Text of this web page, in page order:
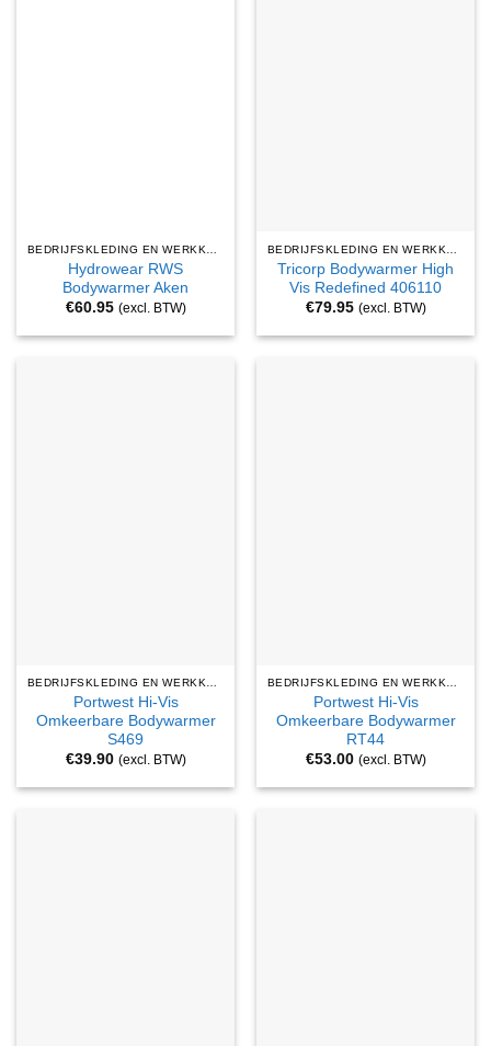
Hydrowear RWS
Bodywarmer Aken
€60.95 (excl. BTW)
Tricorp Bodywarmer High
Vis Redefined 406110
€79.95 (excl. BTW)
Portwest Hi-Vis
Omkeerbare Bodywarmer
S469
€39.90 (excl. BTW)
Portwest Hi-Vis
Omkeerbare Bodywarmer
RT44
€53.00 (excl. BTW)